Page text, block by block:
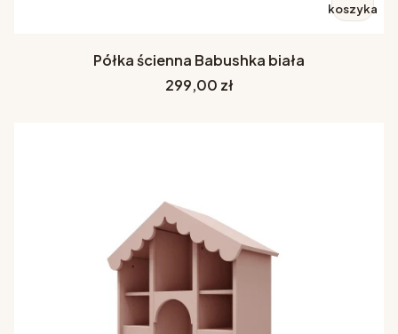
koszyka
Półka ścienna Babushka biała
Cena
299,00 zł